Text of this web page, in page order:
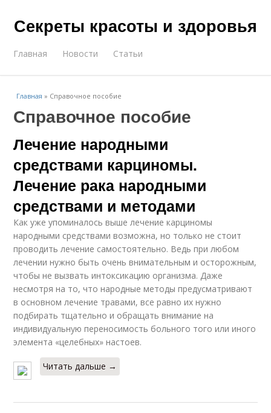
Секреты красоты и здоровья
Главная Новости Статьи
Главная » Справочное пособие
Справочное пособие
Лечение народными
средствами карциномы.
Лечение рака народными
средствами и методами
Как уже упоминалось выше лечение карциномы
народными средствами возможна, но только не стоит
проводить лечение самостоятельно. Ведь при любом
лечении нужно быть очень внимательным и осторожным,
чтобы не вызвать интоксикацию организма. Даже
несмотря на то, что народные методы предусматривают
в основном лечение травами, все равно их нужно
подбирать тщательно и обращать внимание на
индивидуальную переносимость больного того или иного
элемента «целебных» настоев.
Читать дальше →